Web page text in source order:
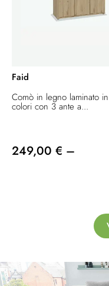
Faid
Comò in legno laminato
colori con 3 ante a...
249,00 € –